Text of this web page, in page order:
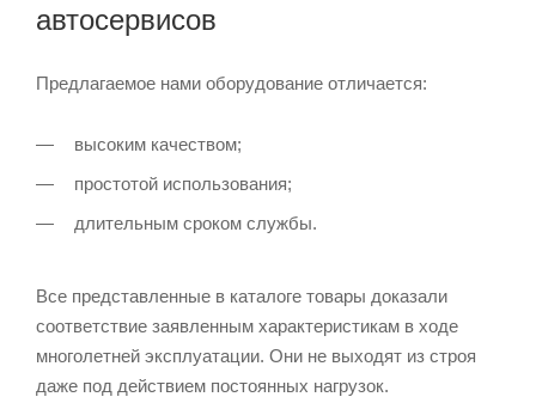
автосервисов
Предлагаемое нами оборудование отличается:
высоким качеством;
простотой использования;
длительным сроком службы.
Все представленные в каталоге товары доказали
соответствие заявленным характеристикам в ходе
многолетней эксплуатации. Они не выходят из строя
даже под действием постоянных нагрузок.